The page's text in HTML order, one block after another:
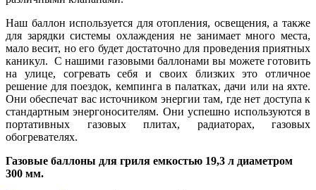
Наш баллон используется для отопления, освещения, а также
для зарядки системы охлаждения не занимает много места,
мало весит, но его будет достаточно для проведения приятных
каникул. С нашими газовыми баллонами вы можете готовить
на улице, согревать себя и своих близких это отличное
решение для поездок, кемпинга в палатках, дачи или на яхте.
Они обеспечат вас источником энергии там, где нет доступа к
стандартным энергоносителям. Они успешно используются в
портативных газовых плитах, радиаторах, газовых
обогревателях.
Газовые баллоны для гриля емкостью 19,3 л диаметром
300 мм.